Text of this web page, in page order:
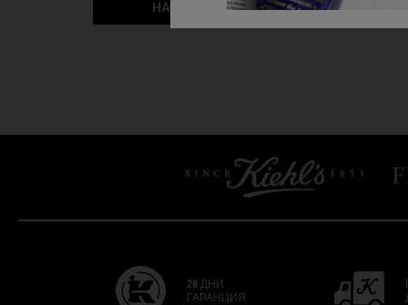
НАПИШЕТЕ ОТЗИВ
28 ДНИ
ГАРАНЦИЯ